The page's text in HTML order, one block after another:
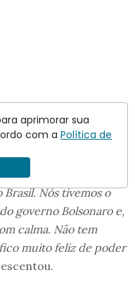
das maiores
Nós tivemos o
governo Bolsonaro e,
calma. Não tem
muito feliz de poder
aprimorar sua
com a Política de